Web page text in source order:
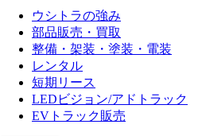
ウシトラの強み
部品販売・買取
整備・架装・塗装・電装
レンタル
短期リース
LEDビジョン/アドトラック
EVトラック販売